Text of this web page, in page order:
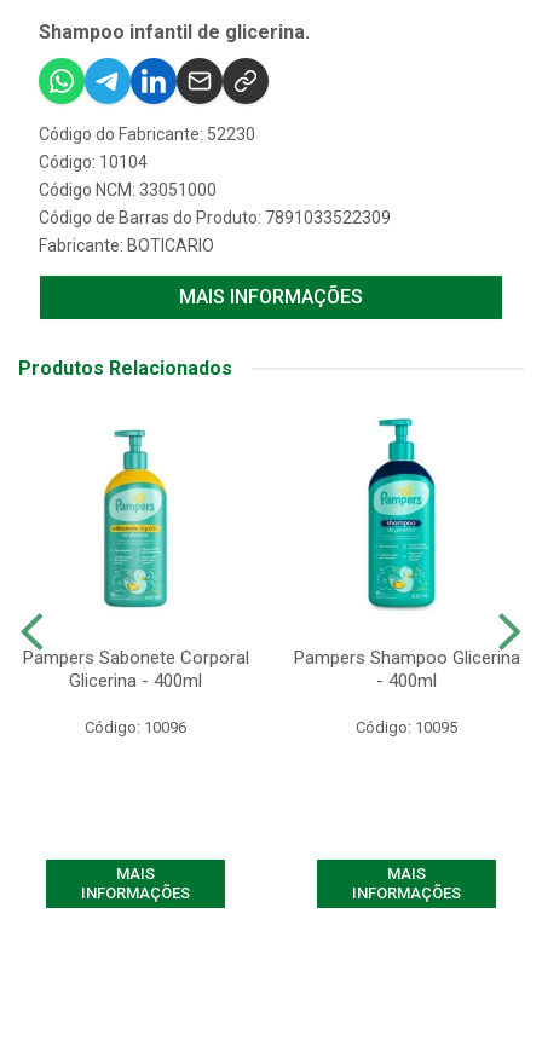
Shampoo infantil de glicerina.
Código do Fabricante: 52230
Código: 10104
Código NCM: 33051000
Código de Barras do Produto: 7891033522309
Fabricante: BOTICARIO
MAIS INFORMAÇÕES
Produtos Relacionados
Pampers Sabonete Corporal
Glicerina - 400ml
Código: 10096
MAIS
INFORMAÇÕES
Pampers Shampoo Glicerina
- 400ml
Código: 10095
MAIS
INFORMAÇÕES